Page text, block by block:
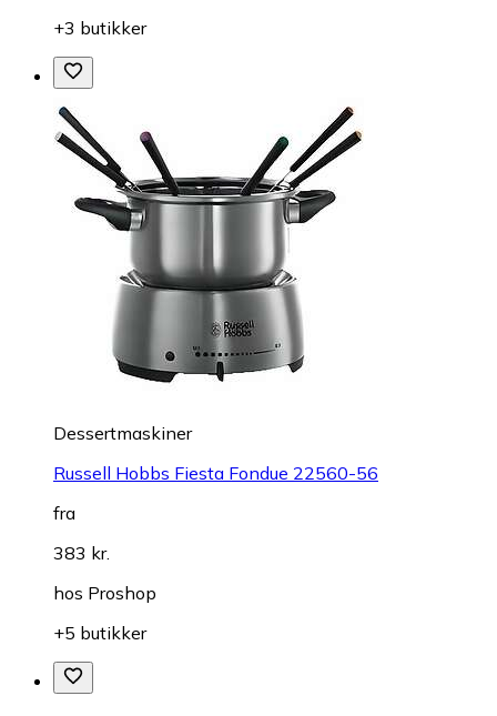
+3 butikker
Dessertmaskiner
Russell Hobbs Fiesta Fondue 22560-56
fra
383 kr.
hos Proshop
+5 butikker